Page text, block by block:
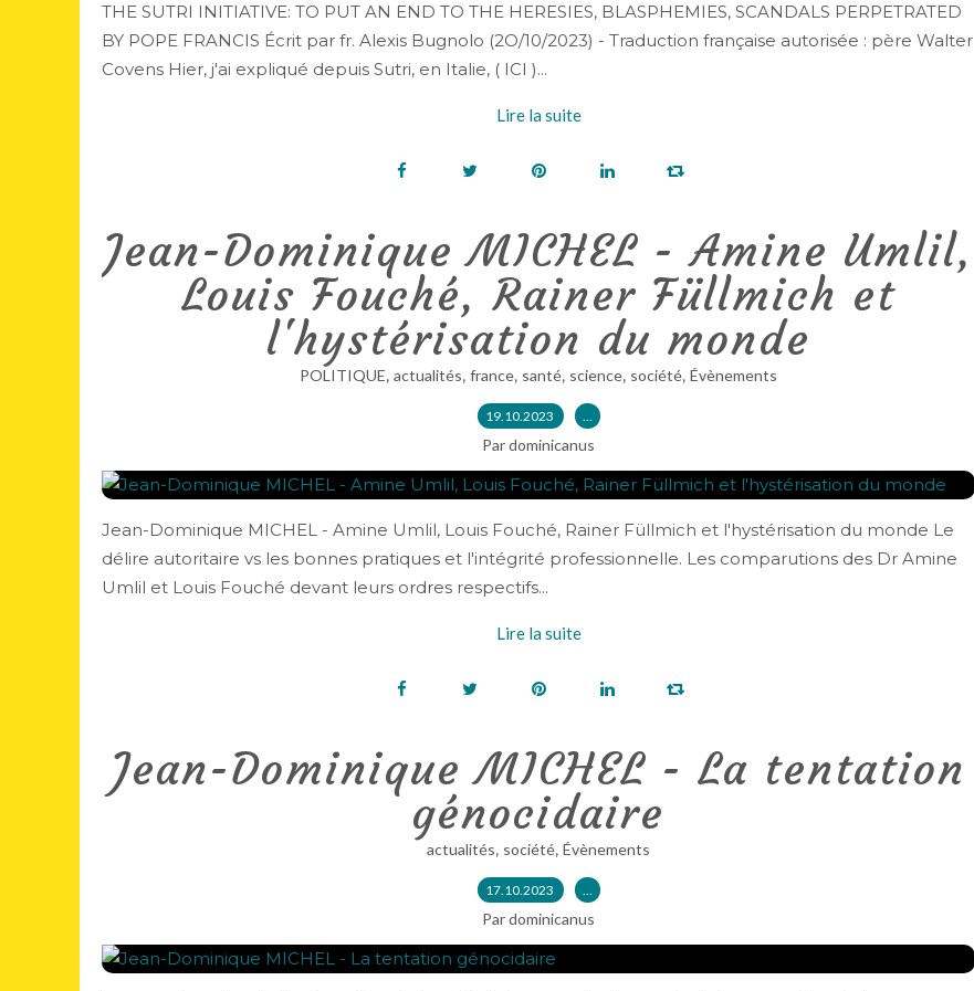
THE SUTRI INITIATIVE: TO PUT AN END TO THE HERESIES, BLASPHEMIES, SCANDALS PERPETRATED
BY POPE FRANCIS Écrit par fr. Alexis Bugnolo (2O/10/2023) - Traduction française autorisée : père Walter
Covens Hier, j'ai expliqué depuis Sutri, en Italie, ( ICI )...
Lire la suite
Jean-Dominique MICHEL - Amine Umlil,
Louis Fouché, Rainer Füllmich et
l'hystérisation du monde
POLITIQUE, actualités, france, santé, science, société, Évènements
19.10.2023 …
Par dominicanus
Jean-Dominique MICHEL - Amine Umlil, Louis Fouché, Rainer Füllmich et l'hystérisation du monde Le
délire autoritaire vs les bonnes pratiques et l'intégrité professionnelle. Les comparutions des Dr Amine
Umlil et Louis Fouché devant leurs ordres respectifs...
Lire la suite
Jean-Dominique MICHEL - La tentation
génocidaire
actualités, société, Évènements
17.10.2023 …
Par dominicanus